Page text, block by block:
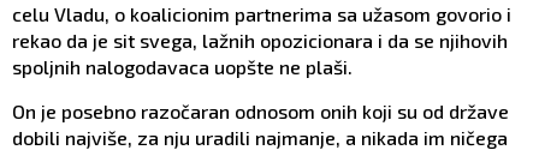
celu Vladu, o koalicionim partnerima sa užasom govorio i
rekao da je sit svega, lažnih opozicionara i da se njihovih
spoljnih nalogodavaca uopšte ne plaši.
On je posebno razočaran odnosom onih koji su od države
dobili najviše, za nju uradili najmanje, a nikada im ničega